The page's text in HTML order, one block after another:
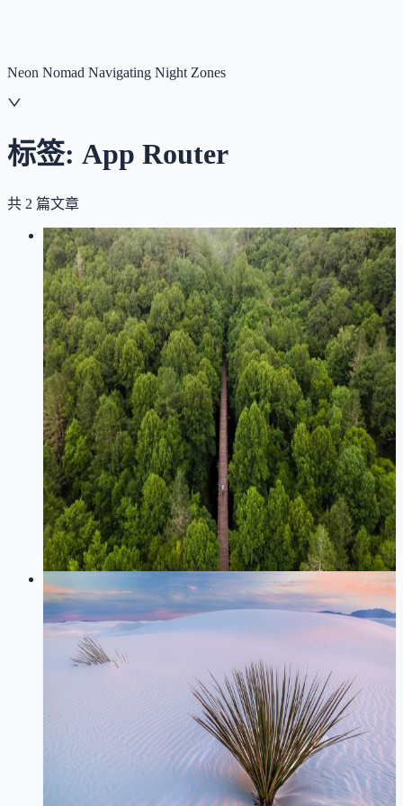
Neon Nomad Navigating Night Zones
标签: App Router
共 2 篇文章
LOG01
2026-07-31
把博客缓存刷新收回到一条链路里：
Next.js、源站预热和腾讯云 CDN
Next.jsCDN腾讯云缓存架构设计App Router小破站建设
CI/CD
本文记录了博客 CDN 刷新逻辑从部署后执行，改造为
在文章发布与修改时精确管理多层缓存的过程。针对腾
讯云 CDN 与 Next.js 缓存导致的页面过时问题，通过引
入 CacheImpactPlan 与预热验证机制，实现了按变更内容
精准失效与刷新，并详细说明了新的部署链路与排查方
法。
20
0
2026-01-17
Next.js 管理后台性能优化：从 SSR
到接近 SPA 的体验
App RouterSSRSPA管理后台
详细记录 Next.js 管理后台性能优化的完整过程，从问题
分析、架构理解、解决方案到实施步骤，实现了路由切
换速度提升 70% (600ms → 200ms)，接近 Vue SPA 的用